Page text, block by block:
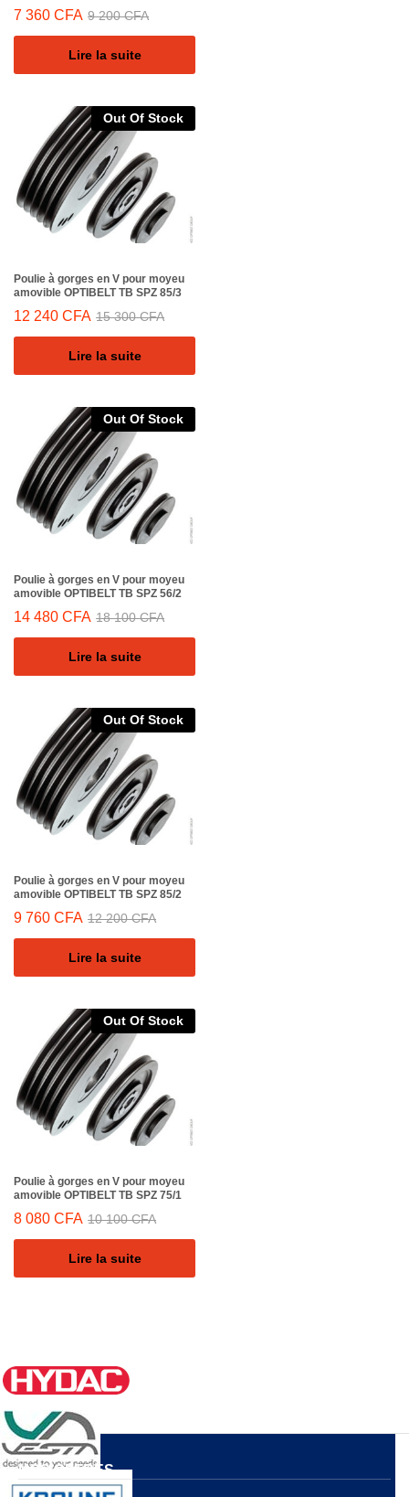
7 360 CFA 9 200CFA
Lire la suite
Out Of Stock
Poulie à gorges en V pour moyeu
amovible OPTIBELT TB SPZ 85/3
12 240 CFA 15 300CFA
Lire la suite
Out Of Stock
Poulie à gorges en V pour moyeu
amovible OPTIBELT TB SPZ 56/2
14 480 CFA 18 100CFA
Lire la suite
Out Of Stock
Poulie à gorges en V pour moyeu
amovible OPTIBELT TB SPZ 85/2
9 760 CFA 12 200CFA
Lire la suite
Out Of Stock
Poulie à gorges en V pour moyeu
amovible OPTIBELT TB SPZ 75/1
8 080 CFA 10 100CFA
Lire la suite
NOS OFFRES